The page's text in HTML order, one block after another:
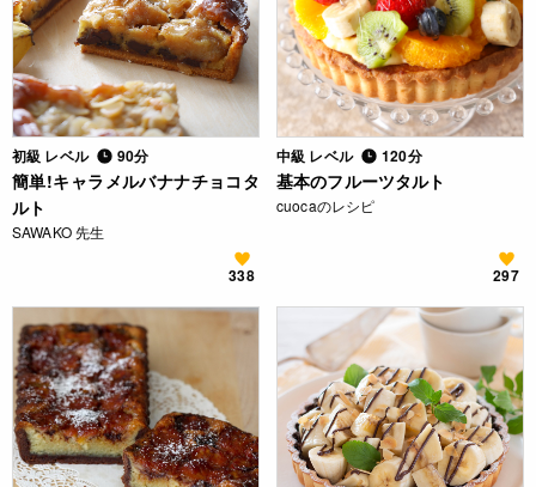
初級 レベル 90分
簡単!キャラメルバナナチョコタ
ルト
SAWAKO 先生
338
中級 レベル 120分
基本のフルーツタルト
cuocaのレシピ
297